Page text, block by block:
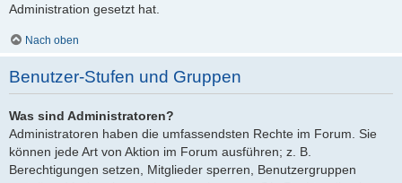
Administration gesetzt hat.
Nach oben
Benutzer-Stufen und Gruppen
Was sind Administratoren?
Administratoren haben die umfassendsten Rechte im Forum. Sie
können jede Art von Aktion im Forum ausführen; z. B.
Berechtigungen setzen, Mitglieder sperren, Benutzergruppen